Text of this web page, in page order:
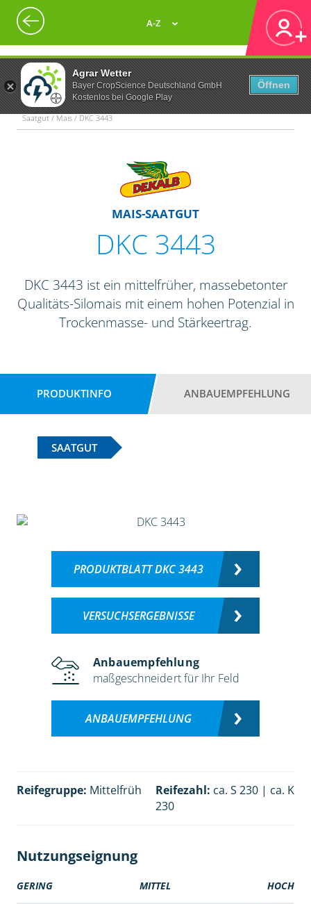
Agrar Wetter
Bayer CropScience Deutschland GmbH
Kostenlos bei Google Play
Öffnen
A-Z
Saatgut / Mais / DKC 3443
MAIS-SAATGUT
DKC 3443
DKC 3443 ist ein mittelfrüher, massebetonter
Qualitäts-Silomais mit einem hohen Potenzial in
Trockenmasse- und Stärkeertrag.
PRODUKTINFO ANBAUEMPFEHLUNG
SAATGUT
PRODUKTBLATT DKC 3443
VERSUCHSERGEBNISSE
Anbauempfehlung
maßgeschneidert für Ihr Feld
ANBAUEMPFEHLUNG
Reifegruppe: Mittelfrüh Reifezahl: ca. S 230 | ca. K
230
Nutzungseignung
GERING MITTEL HOCH